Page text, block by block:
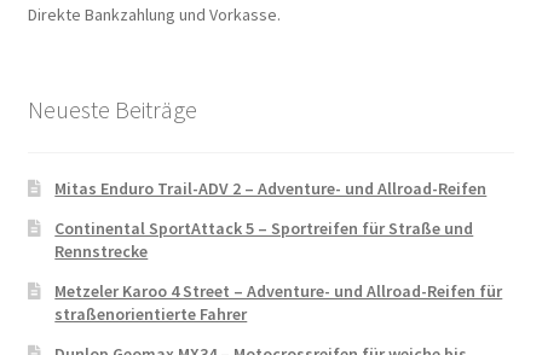
Direkte Bankzahlung und Vorkasse.
Neueste Beiträge
Mitas Enduro Trail-ADV 2 – Adventure- und Allroad-Reifen
Continental SportAttack 5 – Sportreifen für Straße und
Rennstrecke
Metzeler Karoo 4 Street – Adventure- und Allroad-Reifen für
straßenorientierte Fahrer